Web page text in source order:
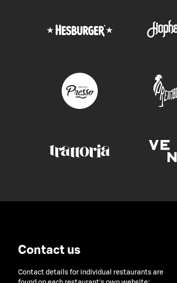
Contact us
Contact details for individual restaurants are